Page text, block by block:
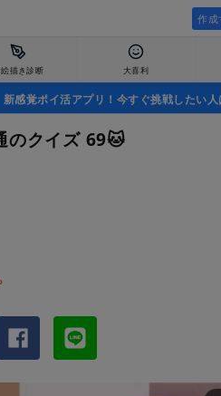
作成
絵描き診断 大喜利
感覚ポイ活アプリ！今すぐ挑戦したい人
のクイズ 69🐱